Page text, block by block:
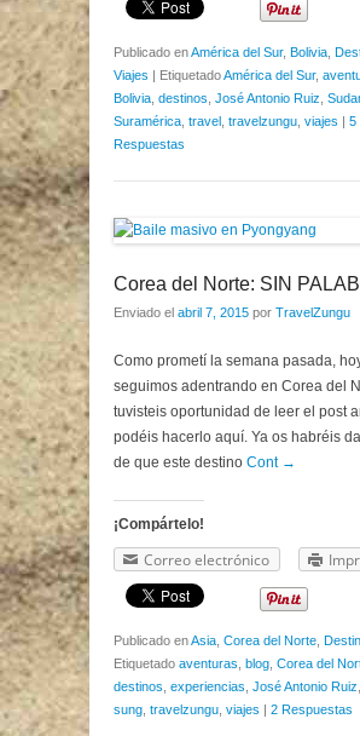
Publicado enAmérica del Sur, Bolivia
Viajes | EtiquetadoAmérica del Sur,
Bolivia destinos José Antonio Ruiz
Suramérica travel travelzungu viajes | 5
Respuestas
Corea del Norte: SIN
Enviado el abril 7, 2015 por TravelZungu
Como prometí la semana pasada,
seguimos adentrando en Corea del
tuvisteis oportunidad de leer el post
podéis hacerlo aquí. Ya os habréis
de que este destino Cont →
¡Compártelo!
Correo electrónico
Publicado enAsia, Corea del Norte,
Etiquetado aventuras, blog, Corea del
destinos, experiencias, José Antonio Ruiz,
sung, travelzungu, viajes 2 Respuestas